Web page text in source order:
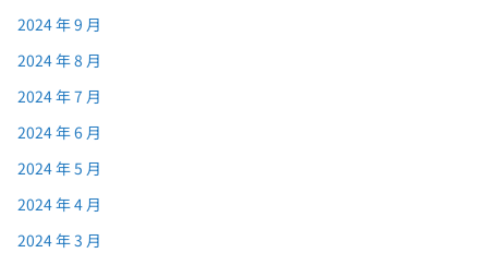
2024 年 9 月
2024 年 8 月
2024 年 7 月
2024 年 6 月
2024 年 5 月
2024 年 4 月
2024 年 3 月